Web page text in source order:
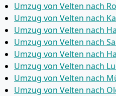
Umzug von Velten nach
Umzug von Velten nach
Umzug von Velten nach
Umzug von Velten nach
Umzug von Velten nach
Umzug von Velten nach
Umzug von Velten nach
Umzug von Velten nach